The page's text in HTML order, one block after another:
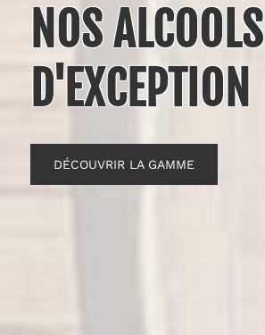
NOS ALCOOLS
D'EXCEPTION
DÉCOUVRIR LA GAMME